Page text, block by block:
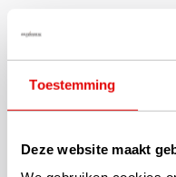
Toestemming
Deze website maakt
van een premium
leer. Wat zorgt voor
duurzame handschoen.
aanvoelende handschoen